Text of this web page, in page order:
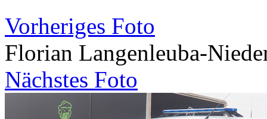
Vorheriges Foto
Florian Langenleuba-
Nächstes Foto